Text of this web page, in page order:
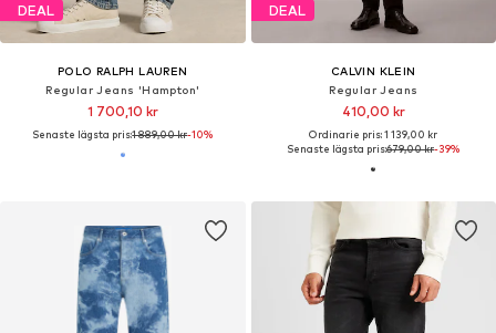
DEAL
POLO RALPH LAUREN
Regular Jeans 'Hampton'
1 700,10 kr
Senaste lägsta pris:1 889,00 kr-10%
DEAL
CALVIN KLEIN
Regular Jeans
410,00 kr
Ordinarie pris: 1 139,00 kr
Senaste lägsta pris:679,00 kr-39%